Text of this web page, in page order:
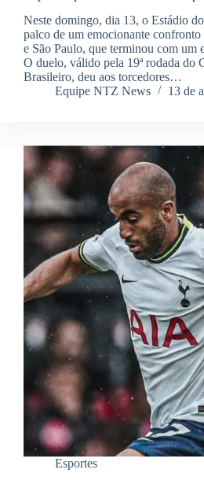
Neste domingo, dia 13, o Estádio
palco de um emocionante confronto
e São Paulo, que terminou com um
O duelo, válido pela 19ª rodada do
Brasileiro, deu aos torcedores…
Equipe NTZ News
13 de
Esportes